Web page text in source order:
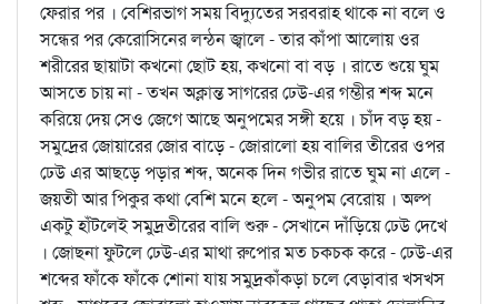
ফেরার পর । বেশিরভাগ সময় বিদ্যুতের সরবরাহ থাকে না বলে ও
সন্ধের পর কেরোসিনের লন্ঠন জ্বালে - তার কাঁপা আলোয় ওর
শরীরের ছায়াটা কখনো ছোট হয়, কখনো বা বড় । রাতে শুয়ে ঘুম
আসতে চায় না - তখন অক্লান্ত সাগরের ঢেউ-এর গম্ভীর শব্দ মনে
করিয়ে দেয় সেও জেগে আছে অনুপমের সঙ্গী হয়ে । চাঁদ বড় হয় -
সমুদ্রের জোয়ারের জোর বাড়ে - জোরালো হয় বালির তীরের ওপর
ঢেউ এর আছড়ে পড়ার শব্দ, অনেক দিন গভীর রাতে ঘুম না এলে -
জয়তী আর পিকুর কথা বেশি মনে হলে - অনুপম বেরোয় । অল্প
একটু হাঁটলেই সমুদ্রতীরের বালি শুরু - সেখানে দাঁড়িয়ে ঢেউ দেখে
। জোছ্না ফুটলে ঢেউ-এর মাথা রুপোর মত চকচক করে - ঢেউ-এর
শব্দের ফাঁকে ফাঁকে শোনা যায় সমুদ্রকাঁকড়া চলে বেড়াবার খসখস